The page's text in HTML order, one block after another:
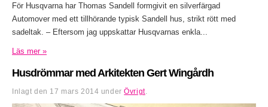
För Husqvarna har Thomas Sandell formgivit en silverfärgad
Automover med ett tillhörande typisk Sandell hus, strikt rött med
sadeltak. – Eftersom jag uppskattar Husqvarnas enkla...
Läs mer »
Husdrömmar med Arkitekten Gert Wingårdh
Inlagt den 17 mars 2014 underÖvrigt.